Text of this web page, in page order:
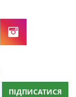
ПІДПИСАТИСЯ